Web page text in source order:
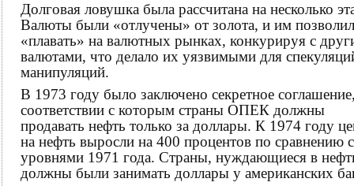
Долговая ловушка была рассчитана на несколько
Валюты были «отлучены» от золота, и им
«плавать» на валютных рынках, конкурируя с
валютами, что делало их уязвимыми для
манипуляций.
В 1973 году было заключено секретное
соответствии с которым страны ОПЕК должны
продавать нефть только за доллары. К 1974 году
на нефть выросли на 400 процентов по сравнению с
уровнями 1971 года. Страны, нуждающиеся в
должны были занимать доллары у американских